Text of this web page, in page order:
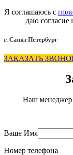
Я соглашаюсь с
даю согласие
г. Санкт Петербург
ЗАКАЗАТЬ
Наш менеджер
Ваше Имя
Номер телефона